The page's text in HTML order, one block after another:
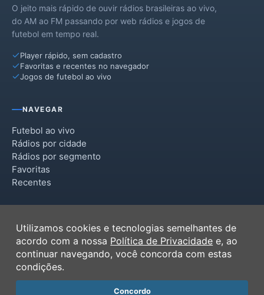
O jeito mais rápido de ouvir rádios brasileiras ao vivo,
do AM ao FM passando por web rádios e jogos de
futebol em tempo real.
Player rápido, sem cadastro
Favoritas e recentes no navegador
Jogos de futebol ao vivo
NAVEGAR
Futebol ao vivo
Rádios por cidade
Rádios por segmento
Favoritas
Recentes
Termos de Uso
Política de Privacidade
Ferramentas
Contato
Utilizamos cookies e tecnologias semelhantes de
acordo com a nossa Política de Privacidade e, ao
continuar navegando, você concorda com estas
condições.
Concordo